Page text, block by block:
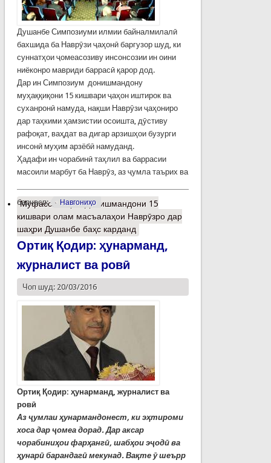
Душанбе Симпозиуми илмии байналмилалӣ
бахшида ба Наврӯзи ҷаҳонӣ баргузор шуд, ки
суннатҳои ҷомеасозиву инсонсозии ин оини
ниёконро мавриди баррасӣ қарор дод.
Дар ин Симпозиум донишмандону
муҳаққиқони 15 кишвари ҷаҳон иштирок ва
суханронӣ намуда, нақши Наврӯзи ҷаҳониро
дар таҳкими ҳамзистии осоишта, дӯстиву
рафоқат, ваҳдат ва дигар арзишҳои бузурги
инсонӣ муҳим арзёбӣ намуданд.
Ҳадафи ин чорабинӣ таҳлил ва баррасии
масоили марбут ба Наврӯз, аз ҷумла таърих ва
барчасп: Навгониҳо
Муфассалтаро Донишмандони 15
кишвари олам масъалаҳои Наврӯзро дар
шаҳри Душанбе баҳс карданд
Ортиқ Қодир: ҳунарманд,
журналист ва ровӣ
Чоп шуд: 20/03/2016
Ортиқ Қодир: ҳунарманд, журналист ва
ровӣ
Аз ҷумлаи ҳунармандонест, ки эҳтироми
хоса дар ҷомеа дорад. Дар аксар
чорабиниҳои фарҳангӣ, шабҳои эҷодӣ ва
ҳунарӣ барандагӣ мекунад. Вақте ӯ шеърр